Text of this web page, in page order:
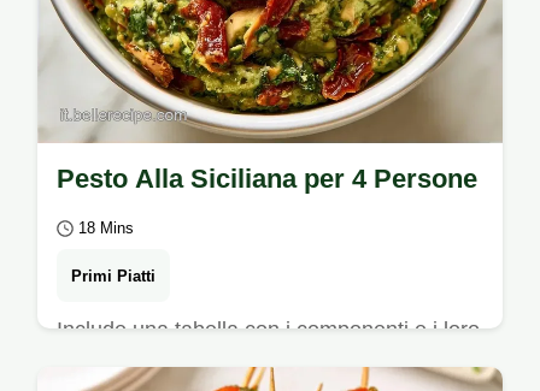
Pesto Alla Siciliana per 4 Persone
18 Mins
Primi Piatti
Include una tabella con i componenti e i loro
scopi. Il Pesto alla siciliana è l'idea giusta